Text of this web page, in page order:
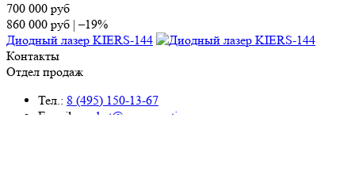
700 000 руб
860 000 руб |–19%
Диодный лазер KIERS-144
Контакты
Отдел продаж
Тел.: 8 (495) 150-13-67
E-mail:
market@ap-cosmetics.ru